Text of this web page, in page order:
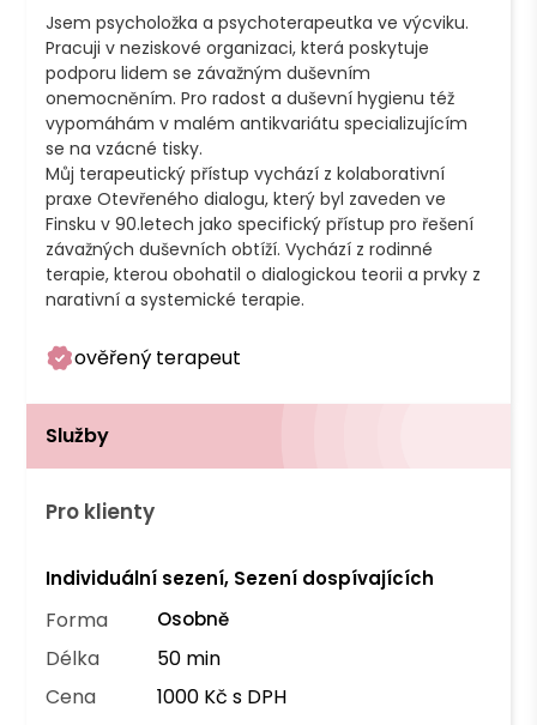
Jsem psycholožka a psychoterapeutka ve výcviku.
Pracuji v neziskové organizaci, která poskytuje
podporu lidem se závažným duševním
onemocněním. Pro radost a duševní hygienu též
vypomáhám v malém antikvariátu specializujícím
se na vzácné tisky.
Můj terapeutický přístup vychází z kolaborativní
praxe Otevřeného dialogu, který byl zaveden ve
Finsku v 90.letech jako specifický přístup pro řešení
závažných duševních obtíží. Vychází z rodinné
terapie, kterou obohatil o dialogickou teorii a prvky z
ověřený terapeut
Služby
Pro klienty
Individuální sezení, Sezení dospívajících
Forma Osobně
Délka
50 min
Cena
1000 Kč s DPH